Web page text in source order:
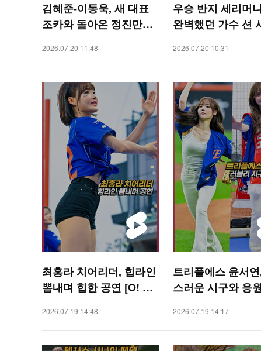
김혜준-이동욱, 새 대표
조카와 돌아온 정진만
TAR 숏폼]
2026.07.20 11:48
우승 반지 세리머
완벽했던 가수 션
2026.07.20 10:31
최홍라 치어리더, 힙라인
뽐내며 힙한 공연 [O! SP
2026.07.19 14:48
트리플에스 윤서
스러운 시구와 응
2026.07.19 14:17